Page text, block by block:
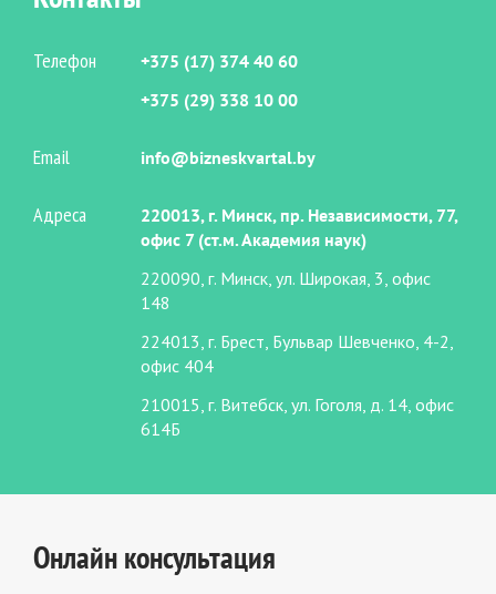
Онлайн консультация
Телефон
+375 (17) 374 40 60
+375 (29) 338 10 00
Email info@bizneskvartal.by
Адреса
220013, г. Минск, пр. Независимости, 77,
офис 7 (ст.м. Академия наук)
220090, г. Минск, ул. Широкая, 3, офис
148
224013, г. Брест, Бульвар Шевченко, 4-2,
офис 404
210015, г. Витебск, ул. Гоголя, д. 14, офис
614Б